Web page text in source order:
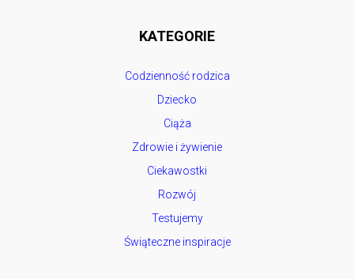
KATEGORIE
Codzienność rodzica
Dziecko
Ciąża
Zdrowie i żywienie
Ciekawostki
Rozwój
Testujemy
Świąteczne inspiracje